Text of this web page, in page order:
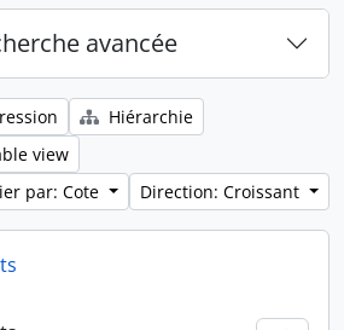
avancée
Hiérarchie
view
par: Cote
Direction: Croissant